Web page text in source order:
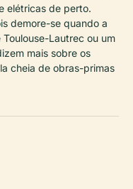
elétricas de perto.
demore-se quando a
Lautrec ou um
mais sobre os
cheia de obras-primas